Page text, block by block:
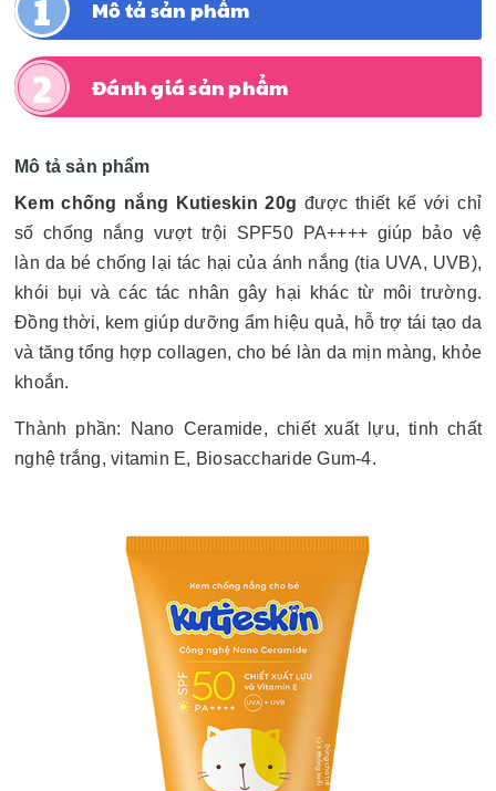
Mô tả sản phẩm
Đánh giá sản phẩm
Mô tả sản phẩm
Kem chống nắng Kutieskin 20g được thiết kế với chỉ
số chống nắng vượt trội SPF50 PA++++ giúp bảo vệ
làn da bé chống lại tác hại của ánh nắng (tia UVA, UVB),
khói bụi và các tác nhân gây hại khác từ môi trường.
Đồng thời, kem giúp dưỡng ẩm hiệu quả, hỗ trợ tái tạo da
và tăng tổng hợp collagen, cho bé làn da mịn màng, khỏe
khoắn.
Thành phần: Nano Ceramide, chiết xuất lựu, tinh chất
nghệ trắng, vitamin E, Biosaccharide Gum-4.